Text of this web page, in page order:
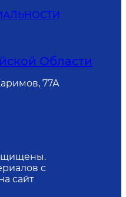
Области
77А
с
сайт